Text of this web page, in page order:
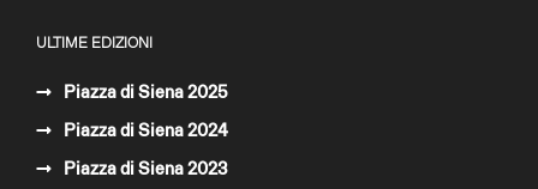
ULTIME EDIZIONI
Piazza di Siena 2025
Piazza di Siena 2024
Piazza di Siena 2023